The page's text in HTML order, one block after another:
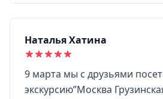
Наталья Хатина
9 марта мы с друзьями
экскурсию”Москва